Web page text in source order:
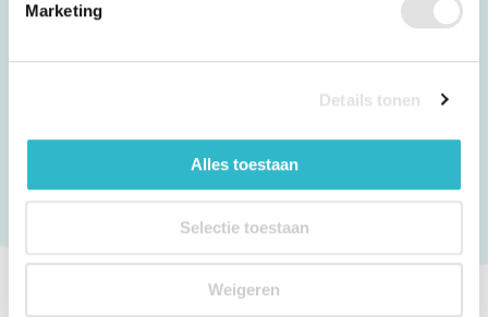
Marketing
Details tonen
Alles toestaan
Selectie toestaan
Weigeren